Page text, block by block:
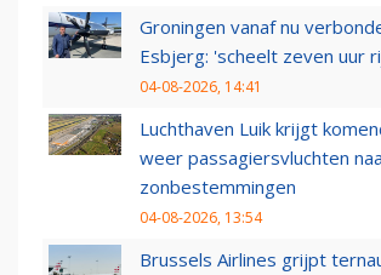
Groningen vanaf nu
Esbjerg: 'scheelt zeven uur
04-08-2026, 14:41
Luchthaven Luik krijgt
weer passagiersvluchten
zonbestemmingen
04-08-2026, 13:54
Brussels Airlines grijpt